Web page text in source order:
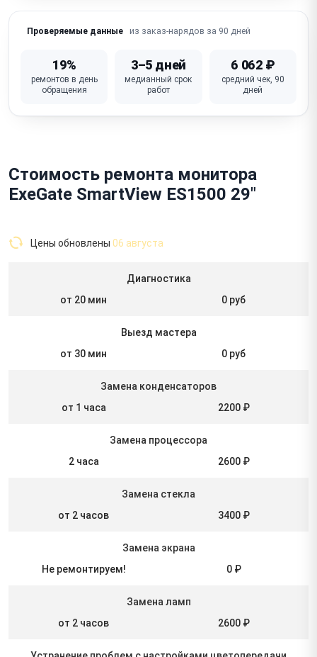
Проверяемые данные из заказ-нарядов за 90 дней
19%
ремонтов в день
обращения
3–5 дней
медианный срок
работ
6 062 ₽
средний чек, 90
дней
Стоимость ремонта монитора
ExeGate SmartView ES1500 29"
Цены обновлены 06 августа
Диагностика
от 20 мин
0 руб
Выезд мастера
от 30 мин
0 руб
Замена конденсаторов
от 1 часа
2200 ₽
Замена процессора
2 часа
2600 ₽
Замена стекла
от 2 часов
3400 ₽
Замена экрана
Не ремонтируем!
0 ₽
Замена ламп
от 2 часов
2600 ₽